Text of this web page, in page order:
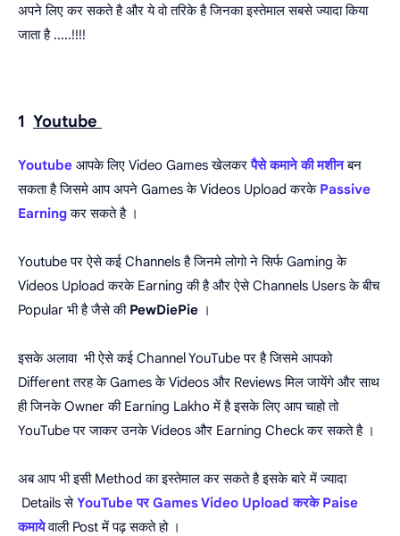
अपने लिए कर सकते है और ये वो तरिके है जिनका इस्तेमाल सबसे ज्यादा किया
जाता है .....!!!!
1 Youtube
Youtube आपके लिए Video Games खेलकरपैसे कमाने की मशीनबन
सकता है जिसमे आप अपने Games के Videos Upload करके Passive
Earningकर सकते है ।
Youtube पर ऐसे कई Channels है जिनमे लोगो ने सिर्फ Gaming के
Videos Upload करके Earning की है और ऐसे Channels Users के बीच
Popular भी है जैसे की PewDiePie ।
इसके अलावा भी ऐसे कई Channel YouTube पर है जिसमे आपको
Different तरह के Games के Videos और Reviews मिल जायेंगे और साथ
ही जिनके Owner की Earning Lakho में है इसके लिए आप चाहो तो
YouTube पर जाकर उनके Videos और Earning Check कर सकते है ।
अब आप भी इसी Method का इस्तेमाल कर सकते है इसके बारे में ज्यादा
Details सेYouTube पर Games Video Upload करके Paise
कमायेवाली Post में पढ़ सकते हो ।